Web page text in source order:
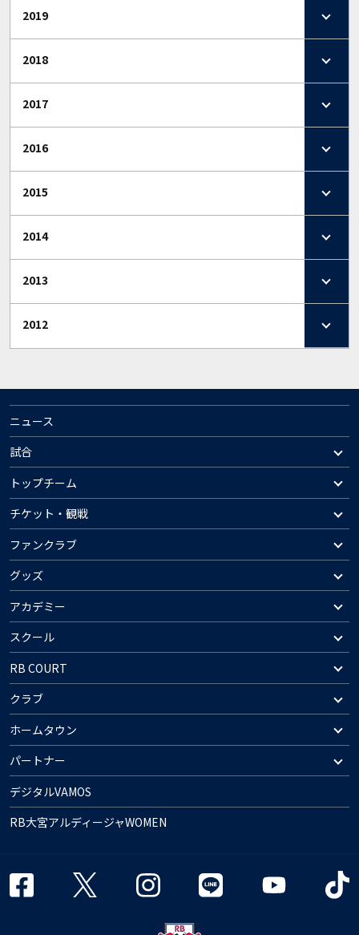
2019
2018
2017
2016
2015
2014
2013
2012
ニュース
試合
トップチーム
チケット・観戦
ファンクラブ
グッズ
アカデミー
スクール
RB COURT
クラブ
ホームタウン
パートナー
デジタルVAMOS
RB大宮アルディージャWOMEN